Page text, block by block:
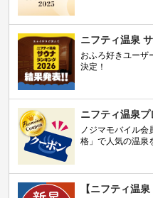
ニフティ温泉
おふろ好きユーザ
決定！
ニフティ温泉
ノジマモバイル
格」で人気の温泉
【ニフティ温